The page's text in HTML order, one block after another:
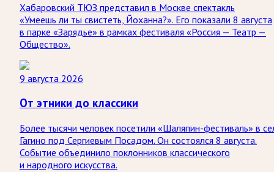
Хабаровский ТЮЗ представил в Москве спектакль
«Умеешь ли ты свистеть, Йоханна?». Его показали 8 августа
в парке «Зарядье» в рамках фестиваля «Россия — Театр —
Общество».
9 августа 2026
От этники до классики
Более тысячи человек посетили «Шаляпин-фестиваль» в
Гагино под Сергиевым Посадом. Он состоялся 8 августа.
Событие объединило поклонников классического
и народного искусства.